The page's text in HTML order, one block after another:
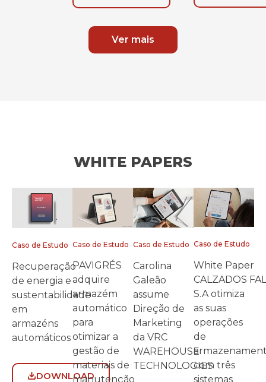
Ver mais
WHITE PAPERS
Caso de Estudo
Recuperação
de energia e
sustentabilidade
em
armazéns
automáticos
DOWNLOAD
Caso de Estudo
PAVIGRÉS
adquire
armazém
automático
para
otimizar a
gestão de
materiais de
manutenção
Caso de Estudo
Carolina
Galeão
assume
Direção de
Marketing
da VRC
WAREHOUSE
TECHNOLOGIES
Caso de Estudo
White Paper
CALZADOS FAL
S.A otimiza
as suas
operações
de
com três
sistemas